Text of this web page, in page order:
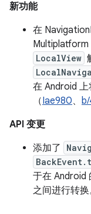
新功能
在
Multiplatform
LocalView
在 Android 上
（Iae980、
API 变更
添加了
于在 Android
之间进行转换